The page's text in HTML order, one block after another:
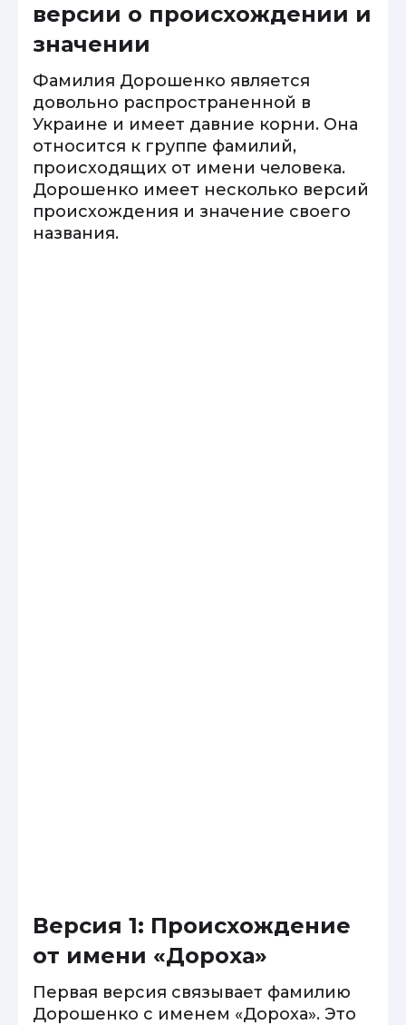
версии о происхождении и
значении
Фамилия Дорошенко является
довольно распространенной в
Украине и имеет давние корни. Она
относится к группе фамилий,
происходящих от имени человека.
Дорошенко имеет несколько версий
происхождения и значение своего
названия.
Версия 1: Происхождение
от имени «Дороха»
Первая версия связывает фамилию
Дорошенко с именем «Дороха». Это